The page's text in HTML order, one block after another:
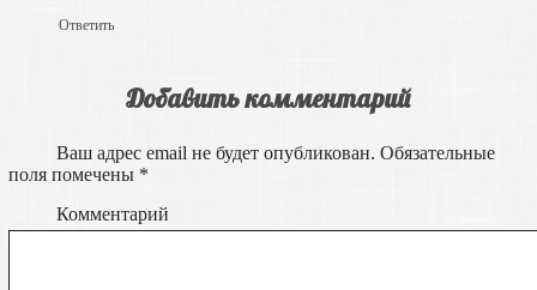
Ответить
Добавить комментарий
Ваш адрес email не будет опубликован. Обязательные
поля помечены *
Комментарий